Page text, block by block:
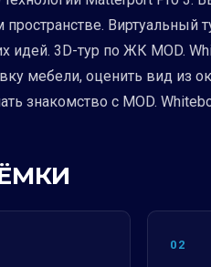
Виртуальный
идей. 3D-тур по ЖК MOD.
мебели, оценить вид
знакомство с MOD.
02